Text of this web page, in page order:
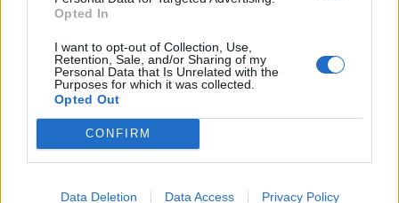
Opted In
I want to opt-out of Collection, Use,
Retention, Sale, and/or Sharing of my
Personal Data that Is Unrelated with the
Purposes for which it was collected.
Opted Out
CONFIRM
Data Deletion Data Access Privacy Policy
Nyár, nevetés, anekdoták